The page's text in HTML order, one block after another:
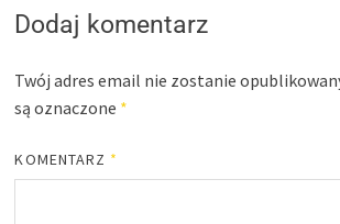
Dodaj komentarz
Twój adres email nie zostanie
są oznaczone *
KOMENTARZ *